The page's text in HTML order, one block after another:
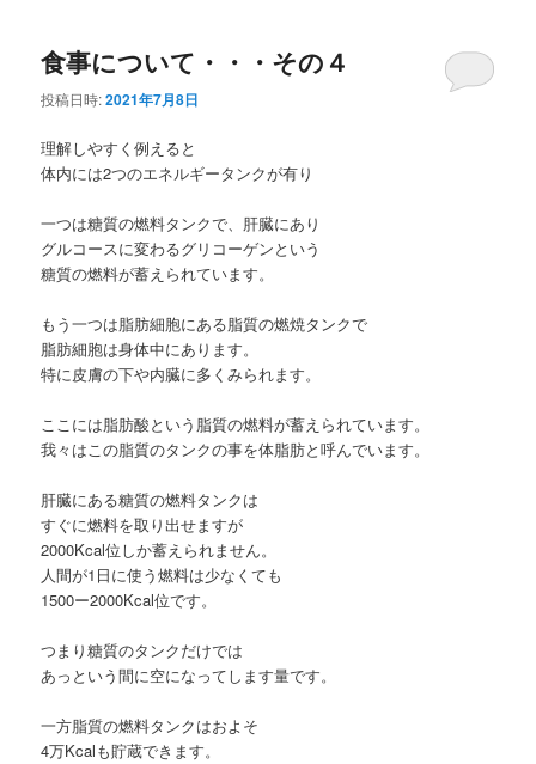
食事について・・・その４
投稿日時:2021年7月8日
理解しやすく例えると
体内には2つのエネルギータンクが有り
一つは糖質の燃料タンクで、肝臓にあり
グルコースに変わるグリコーゲンという
糖質の燃料が蓄えられています。
もう一つは脂肪細胞にある脂質の燃焼タンクで
脂肪細胞は身体中にあります。
特に皮膚の下や内臓に多くみられます。
ここには脂肪酸という脂質の燃料が蓄えられています。
我々はこの脂質のタンクの事を体脂肪と呼んでいます。
肝臓にある糖質の燃料タンクは
すぐに燃料を取り出せますが
2000Kcal位しか蓄えられません。
人間が1日に使う燃料は少なくても
1500ー2000Kcal位です。
つまり糖質のタンクだけでは
あっという間に空になってします量です。
一方脂質の燃料タンクはおよそ
4万Kcalも貯蔵できます。